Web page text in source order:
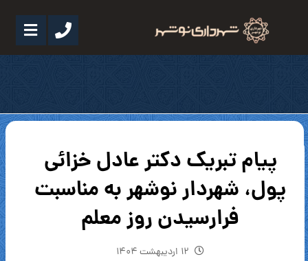
پیام تبریک دکتر عادل خزائی
پول، شهردار نوشهر به مناسبت
فرارسیدن روز معلم
۱۲ اردیبهشت ۱۴۰۴